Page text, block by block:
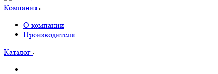
Компания
О компании
Производители
Каталог